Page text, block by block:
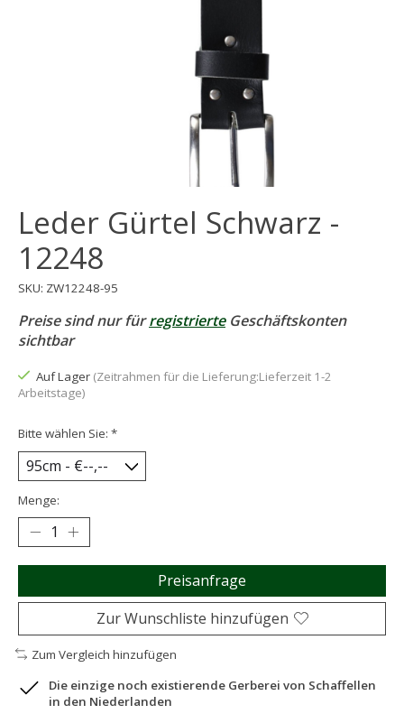
Leder Gürtel Schwarz -
12248
SKU: ZW12248-95
Preise sind nur fürregistrierteGeschäftskonten
sichtbar
Auf Lager (Zeitrahmen für die Lieferung:Lieferzeit 1-2
Arbeitstage)
Bitte wählen Sie: *
Menge:
Preisanfrage
Zur Wunschliste hinzufügen
Zum Vergleich hinzufügen
Die einzige noch existierende Gerberei von Schaffellen
in den Niederlanden